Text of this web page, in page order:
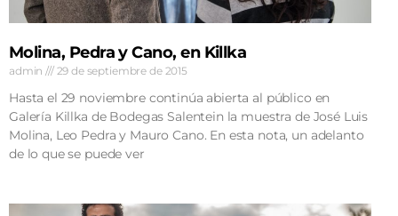
Molina, Pedra y Cano, en Killka
admin 29 de septiembre de 2015
Hasta el 29 noviembre continúa abierta al público en
Galería Killka de Bodegas Salentein la muestra de José Luis
Molina, Leo Pedra y Mauro Cano. En esta nota, un adelanto
de lo que se puede ver